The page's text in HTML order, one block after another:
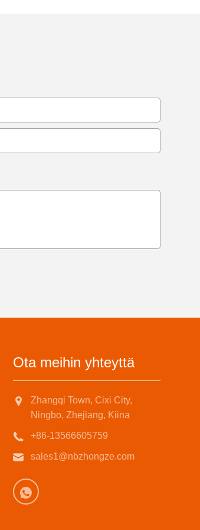
Ota meihin yhteyttä
Zhangqi Town, Cixi City,
Ningbo, Zhejiang, Kiina
+86-13566605759
sales1@nbzhongze.com